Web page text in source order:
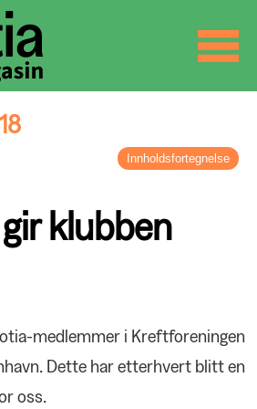
☰
Innholdsfortegnelse
reddet
BrusselBlues
klubben
medlemmer i Kreftforeningen
Dette har etterhvert blitt en
oss.